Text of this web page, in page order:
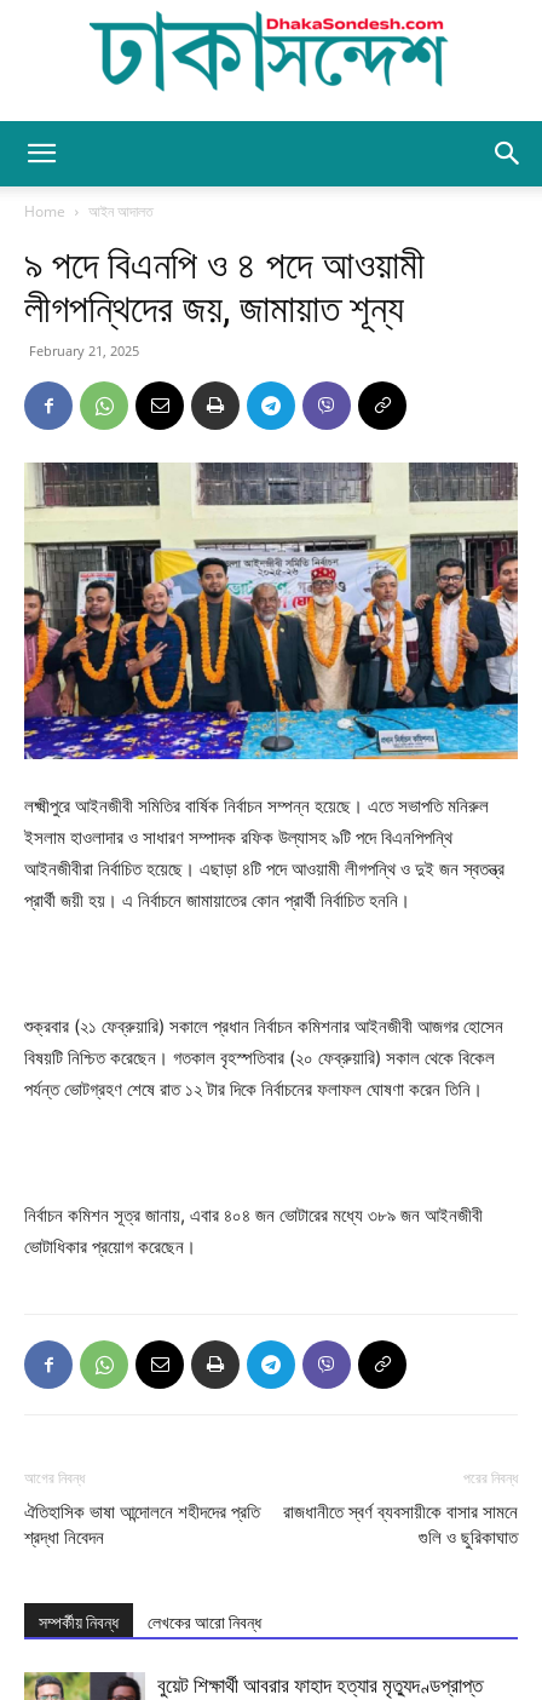
Sondesh
Home আইন আদালত
৯ পদে বিএনপি ও ৪ পদে আওয়ামী
লীগপন্থিদের জয়, জামায়াত শূন্য
February 21, 2025
লক্ষ্মীপুরে আইনজীবী সমিতির বার্ষিক নির্বাচন সম্পন্ন হয়েছে। এতে সভাপতি মনিরুল
ইসলাম হাওলাদার ও সাধারণ সম্পাদক রফিক উল্যাসহ ৯টি পদে বিএনপিপন্থি
আইনজীবীরা নির্বাচিত হয়েছে। এছাড়া ৪টি পদে আওয়ামী লীগপন্থি ও দুই জন স্বতন্ত্র
প্রার্থী জয়ী হয়। এ নির্বাচনে জামায়াতের কোন প্রার্থী নির্বাচিত হননি।
শুক্রবার (২১ ফেব্রুয়ারি) সকালে প্রধান নির্বাচন কমিশনার আইনজীবী আজগর হোসেন
বিষয়টি নিশ্চিত করেছেন। গতকাল বৃহস্পতিবার (২০ ফেব্রুয়ারি) সকাল থেকে বিকেল
পর্যন্ত ভোটগ্রহণ শেষে রাত ১২ টার দিকে নির্বাচনের ফলাফল ঘোষণা করেন তিনি।
নির্বাচন কমিশন সূত্র জানায়, এবার ৪০৪ জন ভোটারের মধ্যে ৩৮৯ জন আইনজীবী
ভোটাধিকার প্রয়োগ করেছেন।
আগের নিবন্ধ
ঐতিহাসিক ভাষা আন্দোলনে শহীদদের প্রতি
শ্রদ্ধা নিবেদন
পরের নিবন্ধ
রাজধানীতে স্বর্ণ ব্যবসায়ীকে বাসার সামনে
গুলি ও ছুরিকাঘাত
সম্পর্কীয় নিবন্ধ লেখকের আরো নিবন্ধ
বুয়েট শিক্ষার্থী আবরার ফাহাদ হত্যার মৃত্যুদণ্ডপ্রাপ্ত